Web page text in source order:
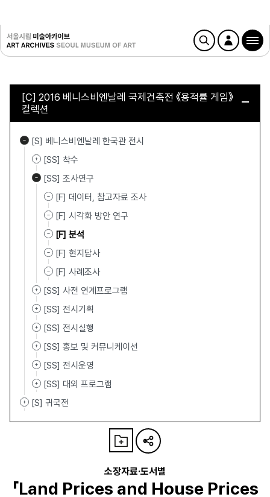
[C] 2016 베니스비엔날레 국제건축전 《용적률 게임》
컬렉션
[S] 베니스비엔날레 한국관 전시
[SS] 착수
[SS] 조사연구
[F] 데이터, 참고자료 조사
[F] 시각화 방안 연구
[F] 분석
[F] 현지답사
[F] 사례조사
[SS] 사전 연계프로그램
[SS] 전시기획
[SS] 전시실행
[SS] 홍보 및 커뮤니케이션
[SS] 전시운영
[SS] 대외 프로그램
[S] 귀국전
소장자료·도서별
「Land Prices and House Prices